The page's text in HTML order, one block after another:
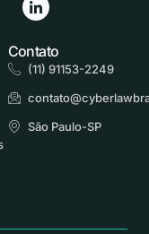
Contato
(11) 91153-2249
São Paulo-SP